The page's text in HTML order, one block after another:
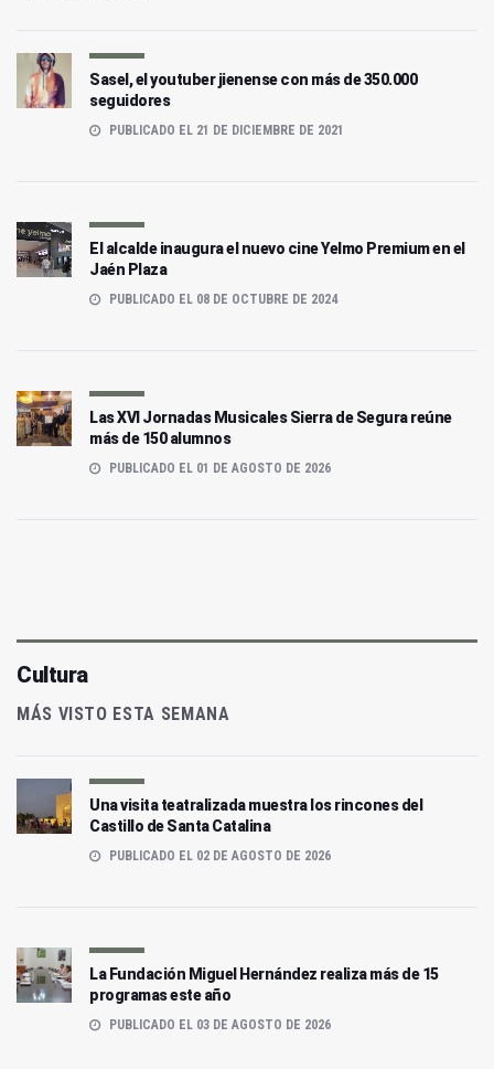
Sasel, el youtuber jienense con más de 350.000
seguidores
PUBLICADO EL 21 DE DICIEMBRE DE 2021
El alcalde inaugura el nuevo cine Yelmo Premium en el
Jaén Plaza
PUBLICADO EL 08 DE OCTUBRE DE 2024
Las XVI Jornadas Musicales Sierra de Segura reúne
más de 150 alumnos
PUBLICADO EL 01 DE AGOSTO DE 2026
Cultura
MÁS VISTO ESTA SEMANA
Una visita teatralizada muestra los rincones del
Castillo de Santa Catalina
PUBLICADO EL 02 DE AGOSTO DE 2026
La Fundación Miguel Hernández realiza más de 15
programas este año
PUBLICADO EL 03 DE AGOSTO DE 2026